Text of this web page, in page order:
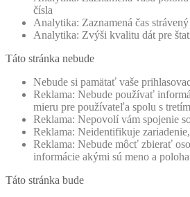
čísla
Analytika: Zaznamená čas
Analytika: Zvýši kvalitu dát pre
Táto stránka nebude
Nebude si pamätať vaše
Reklama: Nebude používať
mieru pre používateľa spolu s
Reklama: Nepovolí vám spojenie
Reklama: Neidentifikuje
Reklama: Nebude môcť zbierať
informácie akými sú meno a poloha
Táto stránka bude